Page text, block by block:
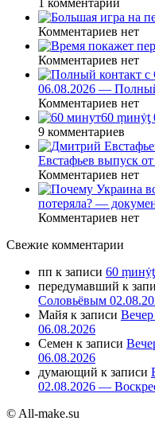
1 комментарий
Комментариев нет
Комментариев нет
06.08.2026 —
Комментариев нет
60 ṃинẏƫ
9 комментариев
Евстафьев выпуск
Комментариев нет
потеряла? —
Комментариев нет
Свежие комментарии
пп к записи 60
передумавший к
Соловьёвым
Майя к записи
06.08.2026
Семен к записи
06.08.2026
думающий к записи
02.08.2026 —
© All-make.su